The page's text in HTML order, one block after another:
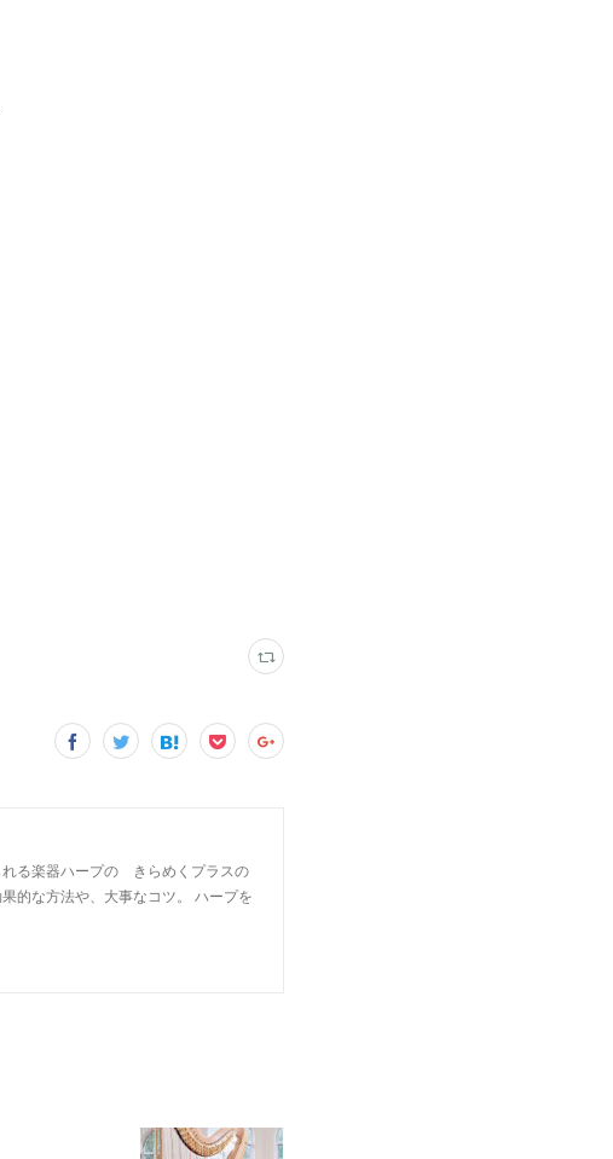
る楽器ハープの きらめくプラスの
的な方法や、大事なコツ。 ハープを